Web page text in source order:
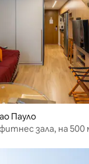
Пауло
зала, на